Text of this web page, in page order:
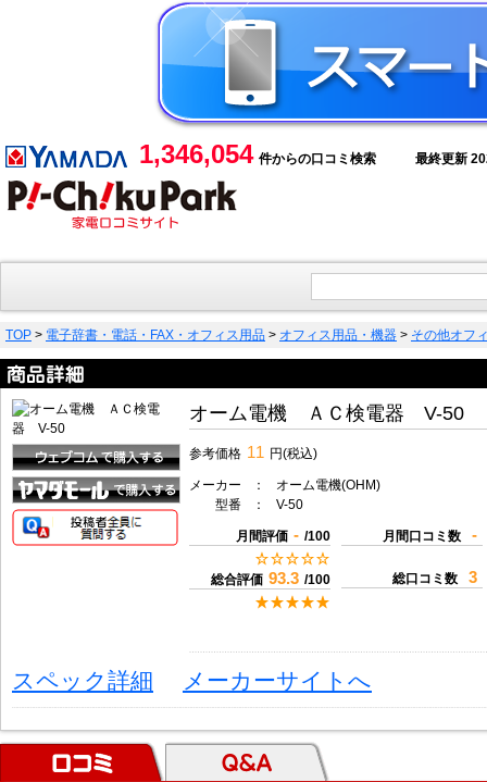
1,346,054 件からの口コミ検索 最終更新
TOP > 電子辞書・電話・FAX・オフィス用品 > オフィス用品・機器 > その他オフ
オーム電機 ＡＣ検電器 V-50
参考価格 11 円(税込)
メーカー ：
オーム電機(OHM)
型番
： V-50
月間評価 - /100
総合評価 93.3 /100
月間口コミ数 -
総口コミ数 3
スペック詳細 メーカーサイトへ